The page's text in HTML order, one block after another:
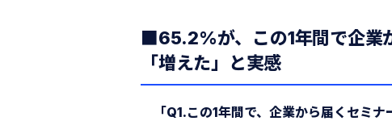
■65.2%が、この1年間で企業
「増えた」と実感
「Q1.この1年間で、企業から届くセミ